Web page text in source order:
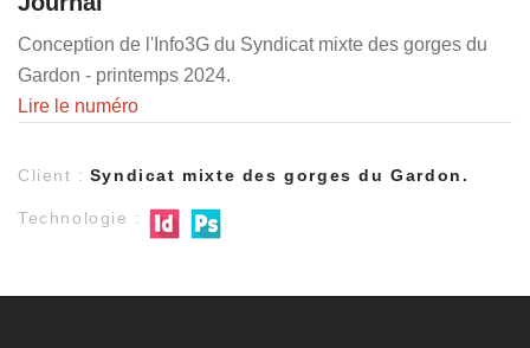
Conception de l'Info3G du Syndicat mixte des gorges du
Gardon - printemps 2024.
Lire le numéro
Client : Syndicat mixte des gorges du Gardon.
Technologie :